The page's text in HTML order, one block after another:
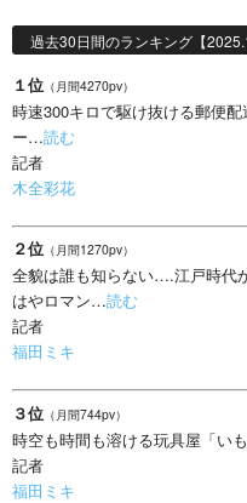
過去30日間のランキング【
１位 （月間4270pv）
時速300キロで駆け抜ける郵便
ー…読む
記者
木全彩花
２位 （月間1270pv）
全貌は誰も知らない….江戸時代
はやロマン…読む
記者
福田ミキ
３位 （月間744pv）
時空も時間も溶ける玩具屋「い
記者
福田ミキ